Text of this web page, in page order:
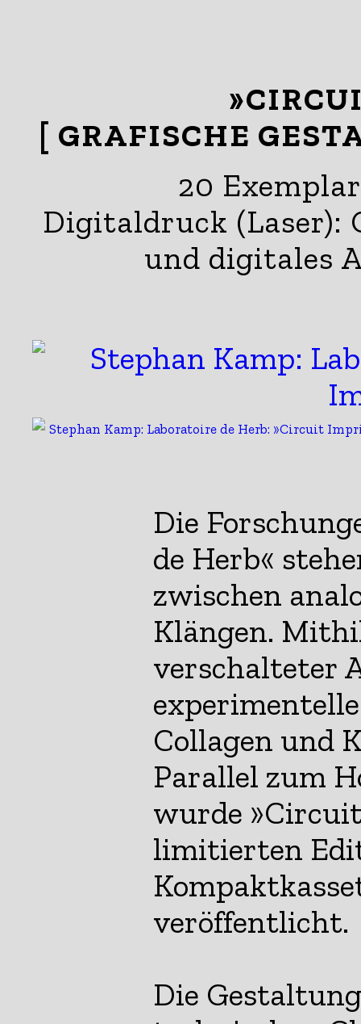
[ GRAFISCHE
20
Digitaldruck (Laser):
und digitales
Die
de Herb«
zwischen
Klängen.
verschalteter
Collagen und
Parallel zum
wurde
limitierten
veröffentlicht.
Die